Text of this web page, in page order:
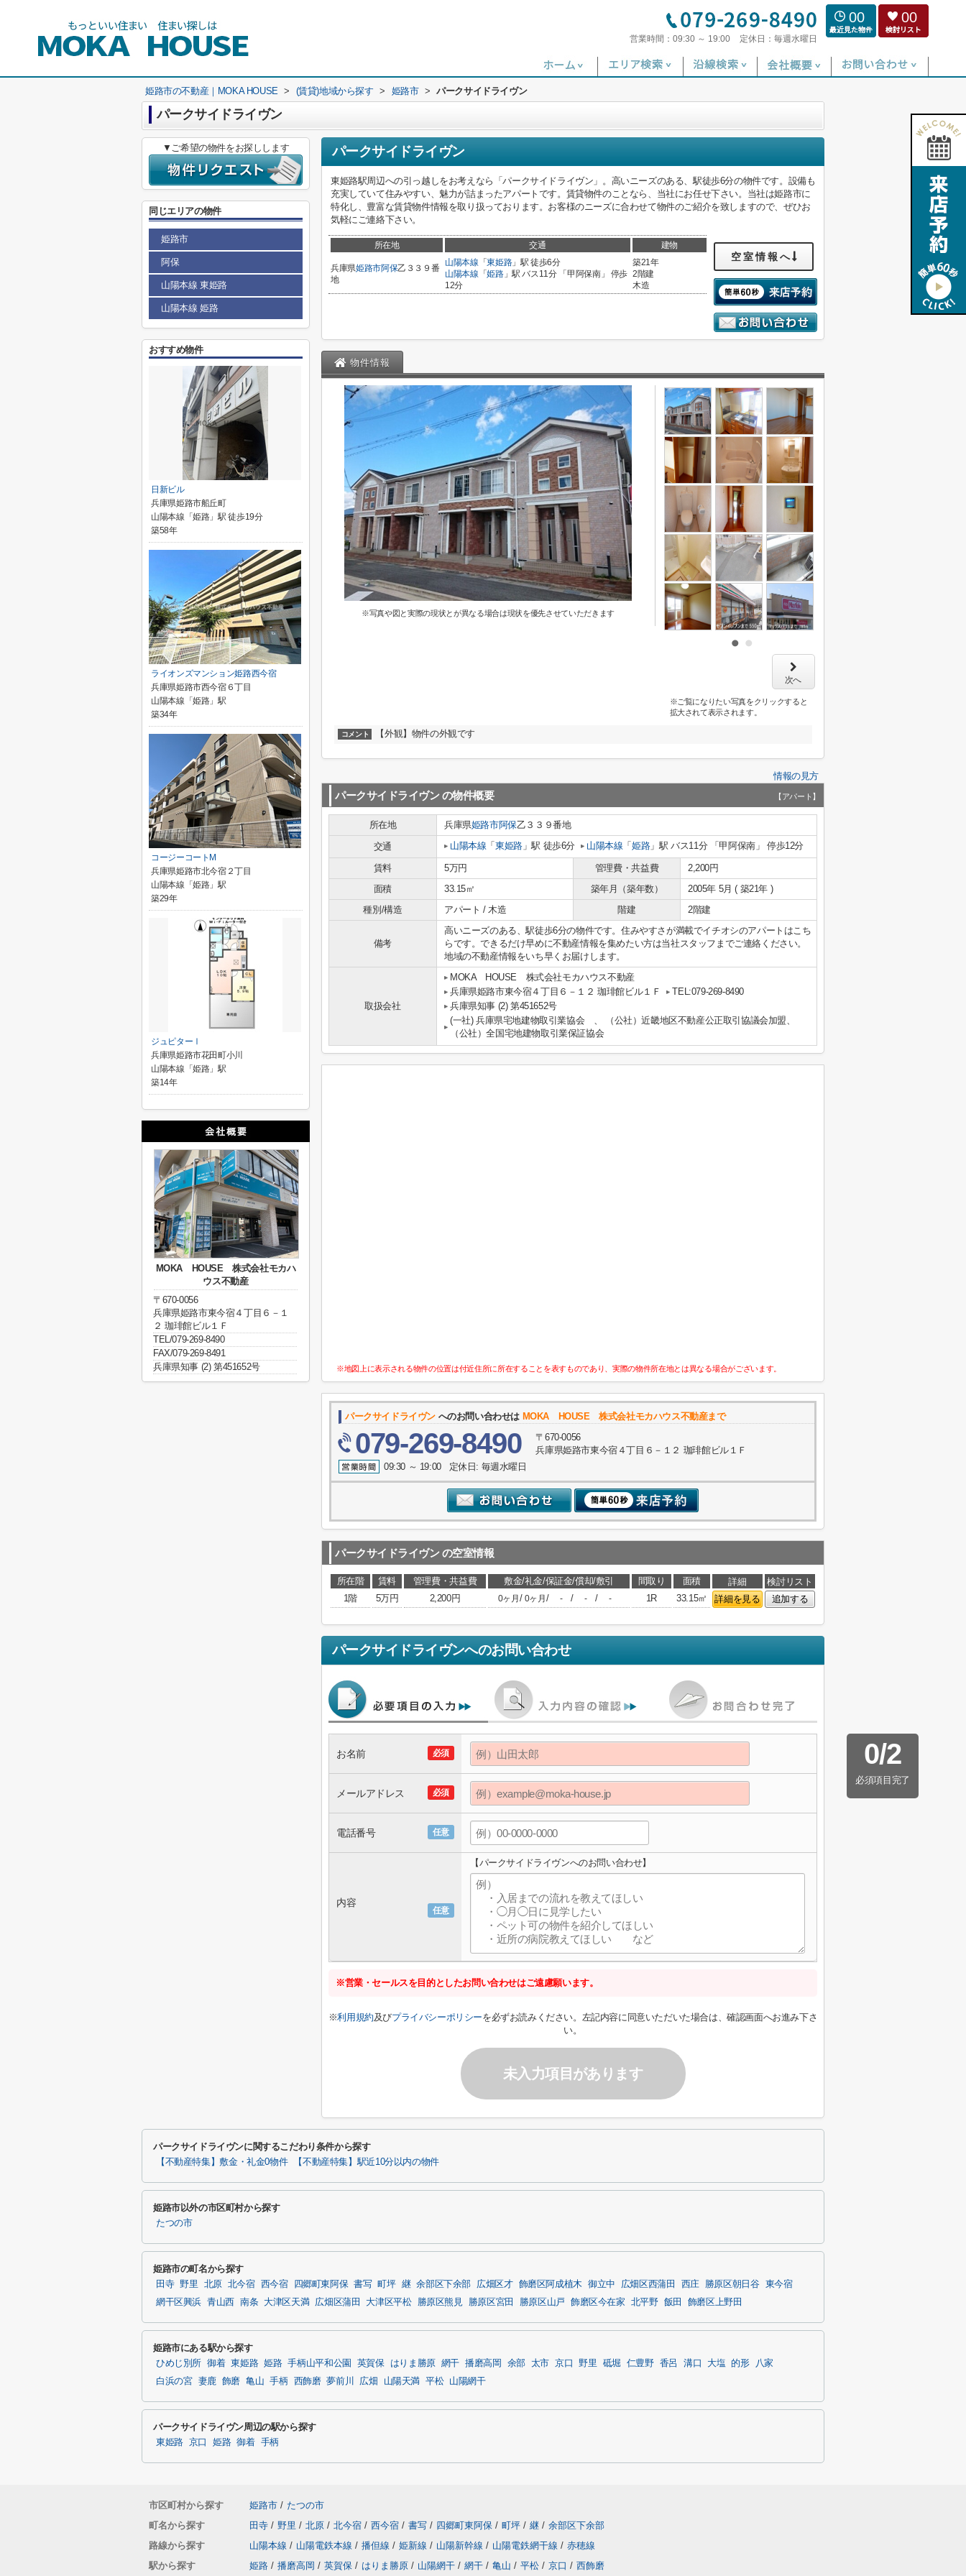
営業時間： 09:30 ～ 19:00 定休日： 毎週水曜日
00 00
姫路市の不動産｜MOKA HOUSE > (賃貸)地域から探す > 姫路市 > パークサイドライヴン
パークサイドライヴン
パークサイドライヴン
東姫路駅周辺への引っ越しをお考えなら「パークサイドライヴン」。高いニーズのある、駅徒歩6分の物件です。設備も
充実していて住みやすい、魅力が詰まったアパートです。賃貸物件のことなら、当社にお任せ下さい。当社は姫路市に
特化し、豊富な賃貸物件情報を取り扱っております。お客様のニーズに合わせて物件のご紹介を致しますので、ぜひお
気軽にご連絡下さい。
所在地 交通 建物
兵庫県姫路市阿保乙３３９番
地
山陽本線 「東姫路」駅 徒歩6分
山陽本線 「姫路」駅 バス11分 「甲阿保南」 停歩
12分
築21年
2階建
木造
空室情報へ
物件情報
※写真や図と実際の現状とが異なる場合は現状を優先させていただきます
次へ
※ご覧になりたい写真をクリックすると
拡大されて表示されます。
コメント 【外観】物件の外観です
情報の見方
パークサイドライヴン の物件概要 【アパート】
所在地 兵庫県姫路市阿保乙３３９番地
交通
山陽本線 「東姫路」駅 徒歩6分 山陽本線 「姫路」駅 バス11分 「甲阿保南」 停歩12分
賃料 5万円 管理費・共益費
2,200円
面積
33.15㎡ 築年月（築年数）
2005年 5月 ( 築21年 )
種別/構造
アパート / 木造 階建 2階建
備考
高いニーズのある、駅徒歩6分の物件です。住みやすさが満載でイチオシのアパートはこち
らです。できるだけ早めに不動産情報を集めたい方は当社スタッフまでご連絡ください。
地域の不動産情報をいち早くお届けします。
取扱会社
MOKA HOUSE 株式会社モカハウス不動産
兵庫県姫路市東今宿４丁目６－１２ 珈琲館ビル１Ｆ
TEL:079-269-8490
兵庫県知事 (2) 第451652号
(一社) 兵庫県宅地建物取引業協会 、 （公社）近畿地区不動産公正取引協議会加盟、
（公社）全国宅地建物取引業保証協会
※地図上に表示される物件の位置は付近住所に所在することを表すものであり、実際の物件所在地とは異なる場合がございます。
パークサイドライヴン へのお問い合わせは MOKA HOUSE 株式会社モカハウス不動産まで
079-269-8490
〒670-0056
兵庫県姫路市東今宿４丁目６－１２ 珈琲館ビル１Ｆ
09:30 ～ 19:00 定休日: 毎週水曜日
パークサイドライヴン の空室情報
所在階 賃料 管理費・共益費 敷金/礼金/保証金/償却/敷引 間取り 面積 詳細
検討リスト
1階
5万円 2,200円 0ヶ月 / 0ヶ月 / - / - / - 1R 33.15㎡ 詳細を見る 追加する
パークサイドライヴンへのお問い合わせ
0/2
必須項目完了
必須
お名前
必須
メールアドレス
任意
電話番号
任意
内容
【パークサイドライヴンへのお問い合わせ】
※営業・セールスを目的としたお問い合わせはご遠慮願います。
※利用規約及びプライバシーポリシーを必ずお読みください。左記内容に同意いただいた場合は、確認画面へお進み下さ
い。
未入力項目があります
▼ご希望の物件をお探しします
同じエリアの物件
姫路市
阿保
山陽本線 東姫路
山陽本線 姫路
おすすめ物件
日新ビル
兵庫県姫路市船丘町
山陽本線「姫路」駅 徒歩19分
築58年
ライオンズマンション姫路西今宿
兵庫県姫路市西今宿６丁目
山陽本線「姫路」駅
築34年
コージーコートM
兵庫県姫路市北今宿２丁目
山陽本線「姫路」駅
築29年
ジュピターⅠ
兵庫県姫路市花田町小川
山陽本線「姫路」駅
築14年
MOKA HOUSE 株式会社モカハ
ウス不動産
〒670-0056
兵庫県姫路市東今宿４丁目６－１
２ 珈琲館ビル１Ｆ
TEL/079-269-8490
FAX/079-269-8491
兵庫県知事 (2) 第451652号
パークサイドライヴンに関するこだわり条件から探す
【不動産特集】敷金・礼金0物件 【不動産特集】駅近10分以内の物件
姫路市以外の市区町村から探す
たつの市
姫路市の町名から探す
田寺 野里 北原 北今宿 西今宿 四郷町東阿保 書写 町坪 継 余部区下余部 広畑区才 飾磨区阿成植木 御立中 広畑区西蒲田 西庄 勝原区朝日谷
東今宿
網干区興浜 青山西 南条 大津区天満 広畑区蒲田 大津区平松 勝原区熊見 勝原区宮田 勝原区山戸 飾磨区今在家 北平野 飯田 飾磨区上野田
姫路市にある駅から探す
ひめじ別所 御着 東姫路 姫路 手柄山平和公園 英賀保 はりま勝原 網干 播磨高岡 余部 太市 京口 野里 砥堀 仁豊野 香呂 溝口 大塩 的形
八家
白浜の宮
妻鹿 飾磨 亀山 手柄 西飾磨 夢前川 広畑 山陽天満 平松 山陽網干
パークサイドライヴン周辺の駅から探す
東姫路 京口 姫路 御着 手柄
市区町村から探す 姫路市 / たつの市
町名から探す
田寺 / 野里 / 北原 / 北今宿 / 西今宿 / 書写 / 四郷町東阿保 / 町坪 / 継 / 余部区下余部
路線から探す
山陽本線 / 山陽電鉄本線 / 播但線 / 姫新線 / 山陽新幹線 / 山陽電鉄網干線 / 赤穂線
駅から探す
姫路 / 播磨高岡 / 英賀保 / はりま勝原 / 山陽網干 / 網干 / 亀山 / 平松 / 京口 / 西飾磨